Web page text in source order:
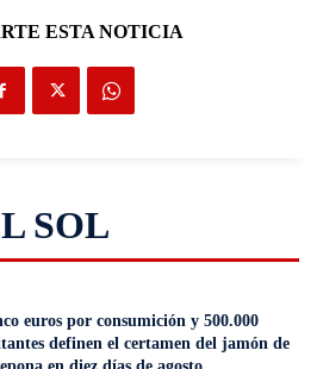
ESTA NOTICIA
SOL
euros por consumición y 500.000
definen el certamen del jamón de